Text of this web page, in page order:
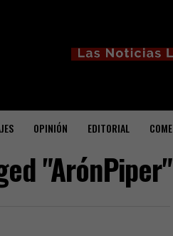
OPINIÓN EDITORIAL
"ArónPiper"